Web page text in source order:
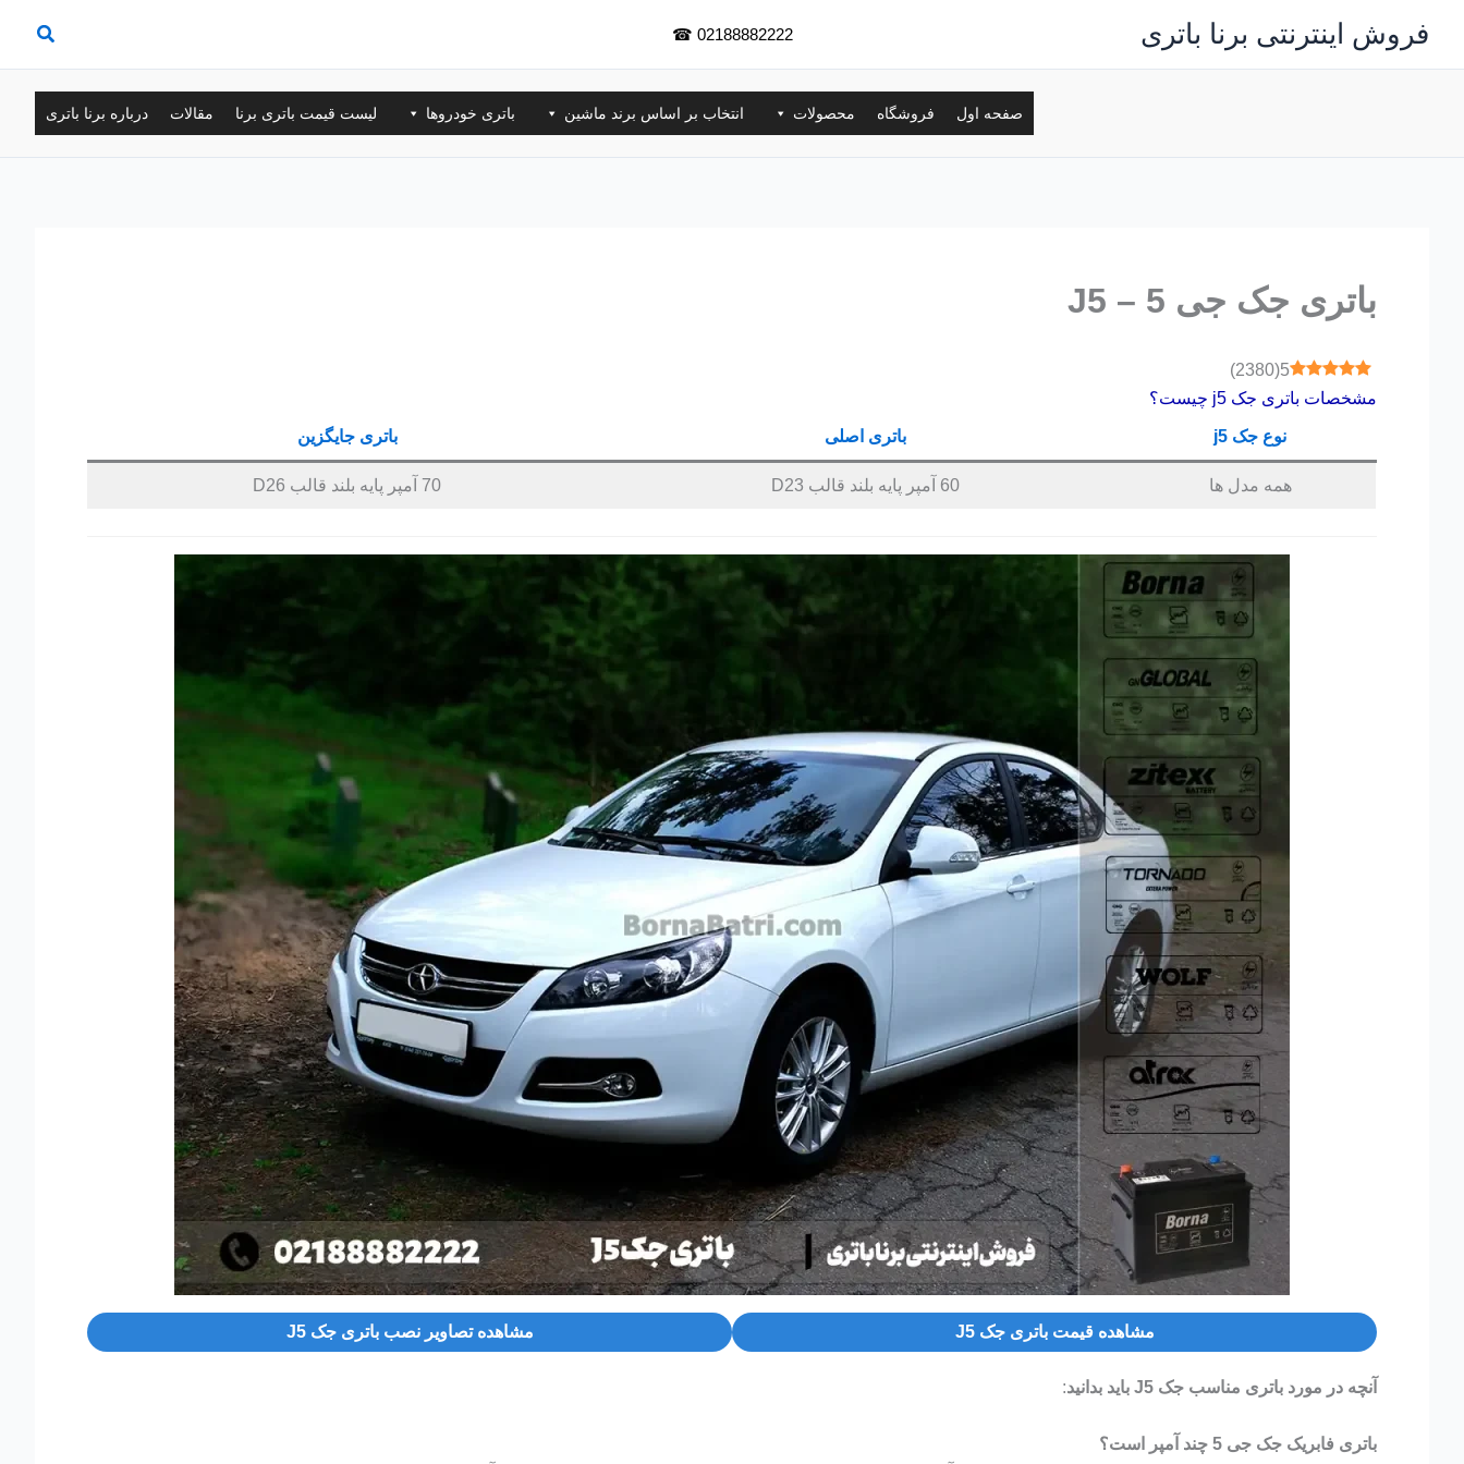
محتوا
فروش اینترنتی برنا باتری 02188882222
☎
صفحه اول فروشگاه محصولات انتخاب بر اساس برند ماشین باتری خودروها لیست قیمت باتری برنا مقالات درباره برنا باتری
باتری جک جی 5 – J5
5
(
2380
)
مشخصات باتری جک j5 چیست؟
نوع جک j5 باتری اصلی باتری جایگزین
همه مدل ها 60 آمپر پایه بلند قالب D23 70 آمپر پایه بلند قالب D26
مشاهده قیمت باتری جک J5 مشاهده تصاویر نصب باتری جک J5
آنچه در مورد باتری مناسب جک J5 باید بدانید :
باتری فابریک جک جی 5 چند آمپر است؟